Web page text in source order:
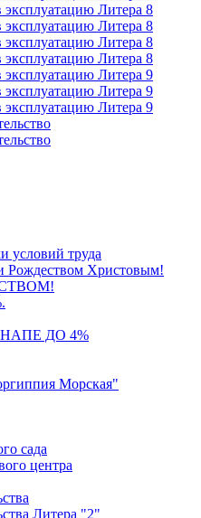
Литера 8
Литера 8
Литера 8
Литера 8
Литера 9
Литера 9
Литера 9
условий труда
Христовым!
ДО 4%
Морская"
сада
центра
Литера "2"